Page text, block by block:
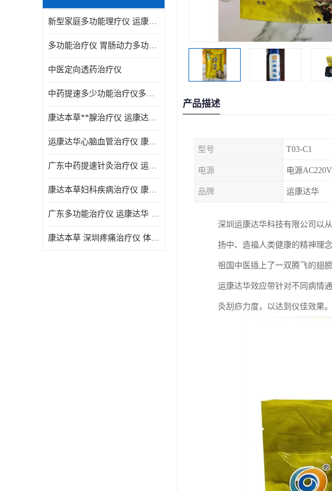
新型家庭多功能理疗仪 运康达华
多功能治疗仪 胃肠动力多功能治疗仪
中医定向透药治疗仪
中药提速多少功能治疗仪多少钱 实体店仪器
康达本草**腺治疗仪 运康达华 开发新顾客用仪器
运康达华心脑血管治疗仪 康达本草 体验店仪器
广东中药提速针灸治疗仪 运康达华 会销店锁定顾客用仪器
康达本草妇科疾病治疗仪 康达本草 体验店仪器
广东多功能治疗仪 运康达华 深圳运康达华科技有限公司
康达本草 深圳疼痛治疗仪 体验店仪器
产品描述
型号 T03-C1
电源 电源
品牌 运康达华
深圳运康达华科技有限公司以
扬中、造福人类健康的精神理
祖国中医插上了一双腾飞的翅膀
运康达华效应带针对不同病情
灸刮痧力度，以达到仪佳效果。